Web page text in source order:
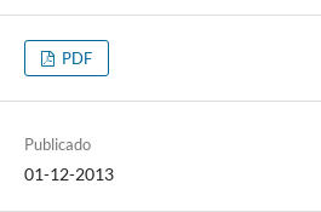
PDF
Publicado
01-12-2013